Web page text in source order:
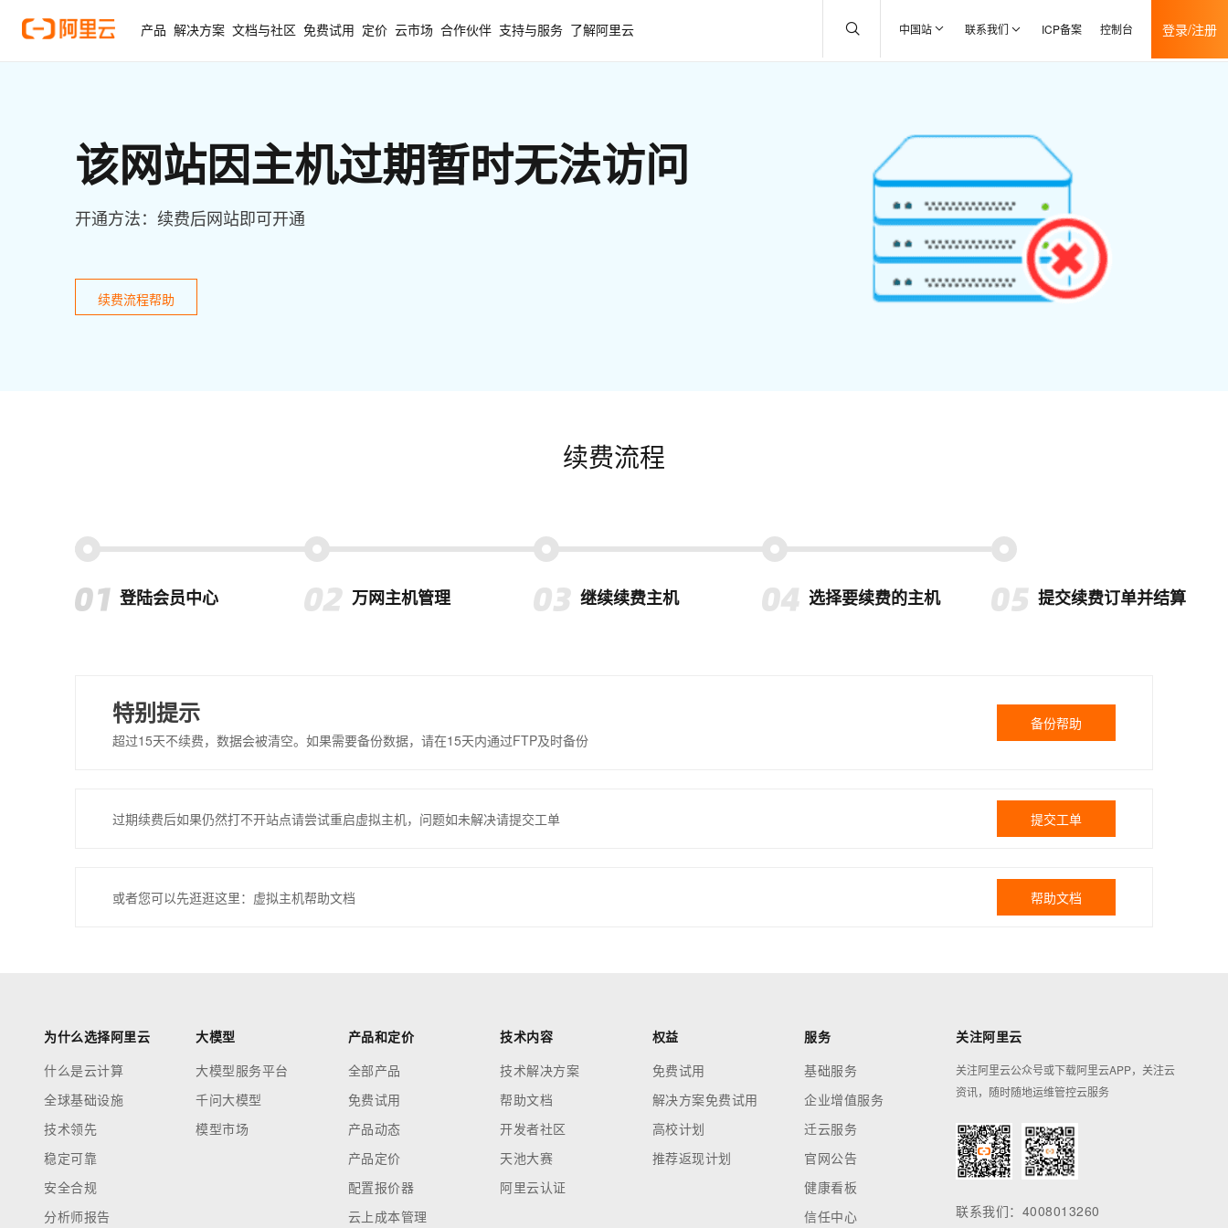
产品 解决方案 文档与社区 免费试用 定价 云市场 合作伙伴 支持与服务 了解阿里云 中国站 联系我们 ICP备案 控制台 登录/注册
该网站因主机过期暂时无法访问
开通方法：续费后网站即可开通
续费流程帮助
续费流程
登陆会员中心 万网主机管理 继续续费主机 选择要续费的主机 提交续费订单并结算
特别提示
超过15天不续费，数据会被清空。如果需要备份数据，请在15天内通过FTP及时备份
备份帮助
过期续费后如果仍然打不开站点请尝试重启虚拟主机，问题如未解决请提交工单 提交工单
或者您可以先逛逛这里：虚拟主机帮助文档 帮助文档